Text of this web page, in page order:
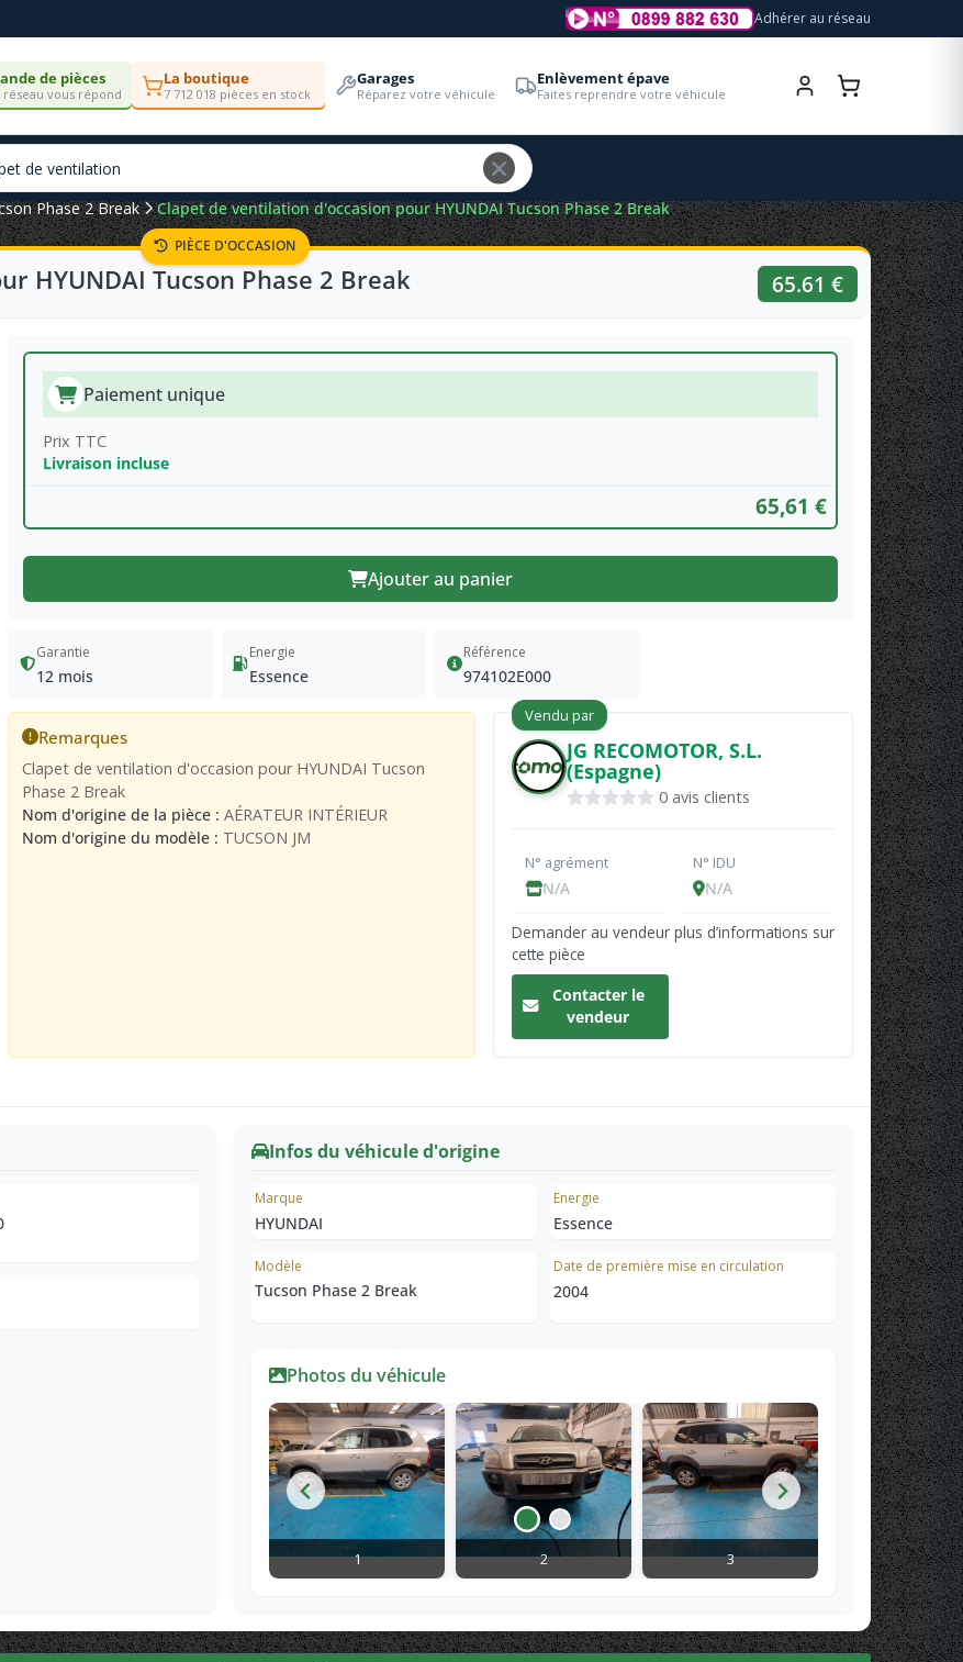
Adhérer au réseau
de pièces
réseau vous répond
La boutique
7 712 018 pièces en stock
Garages
Réparez votre véhicule
Enlèvement épave
Faites reprendre votre véhicule
Phase 2 Break Clapet de ventilation d'occasion pour HYUNDAI Tucson Phase 2 Break
PIÈCE D'OCCASION
HYUNDAI Tucson Phase 2 Break 65.61 €
Paiement unique
Prix TTC
Livraison incluse
65,61 €
Ajouter au panier
Garantie
12 mois
Energie
Essence
Référence
974102E000
Remarques
Clapet de ventilation d'occasion pour HYUNDAI Tucson
Phase 2 Break
Nom d'origine de la pièce : AÉRATEUR INTÉRIEUR
Nom d'origine du modèle : TUCSON JM
Vendu par
JG RECOMOTOR, S.L.
(Espagne)
0 avis clients
N° agrément
N/A
N° IDU
N/A
Demander au vendeur plus d’informations sur
cette pièce
Contacter le
vendeur
Infos du véhicule d'origine
Marque
HYUNDAI
Energie
Essence
Modèle
Tucson Phase 2 Break
Date de première mise en circulation
2004
Photos du véhicule
1 2 3 4